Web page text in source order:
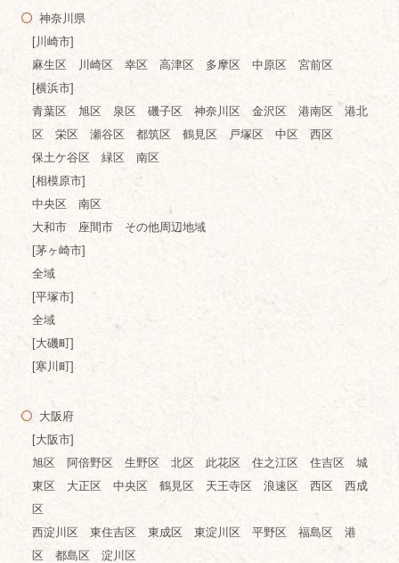
神奈川県
[川崎市]
麻生区 川崎区 幸区 高津区 多摩区 中原区 宮前区
[横浜市]
青葉区 旭区 泉区 磯子区 神奈川区 金沢区 港南区 港北
区 栄区 瀬谷区 都筑区 鶴見区 戸塚区 中区 西区
保土ケ谷区 緑区 南区
[相模原市]
中央区 南区
大和市 座間市 その他周辺地域
[茅ヶ崎市]
全域
[平塚市]
全域
[大磯町]
[寒川町]
大阪府
[大阪市]
旭区 阿倍野区 生野区 北区 此花区 住之江区 住吉区 城
東区 大正区 中央区 鶴見区 天王寺区 浪速区 西区 西成
区
西淀川区 東住吉区 東成区 東淀川区 平野区 福島区 港
区 都島区 淀川区